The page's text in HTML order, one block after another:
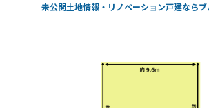
未公開土地情報・リノベーション戸建なら